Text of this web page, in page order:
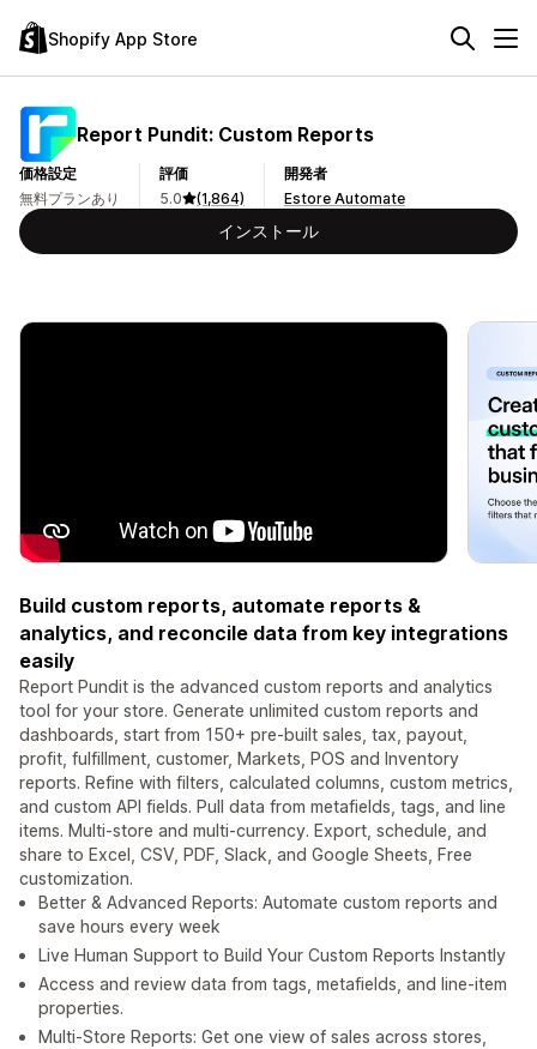
Shopify App Store
Report Pundit: Custom Reports
価格設定
無料プランあり
評価
5.0
(1,864)
開発者
Estore Automate
インストール
Build custom reports, automate reports &
analytics, and reconcile data from key integrations
easily
Report Pundit is the advanced custom reports and analytics
tool for your store. Generate unlimited custom reports and
dashboards, start from 150+ pre-built sales, tax, payout,
profit, fulfillment, customer, Markets, POS and Inventory
reports. Refine with filters, calculated columns, custom metrics,
and custom API fields. Pull data from metafields, tags, and line
items. Multi-store and multi-currency. Export, schedule, and
share to Excel, CSV, PDF, Slack, and Google Sheets, Free
customization.
Better & Advanced Reports: Automate custom reports and
save hours every week
Live Human Support to Build Your Custom Reports Instantly
Access and review data from tags, metafields, and line-item
properties.
Multi-Store Reports: Get one view of sales across stores,